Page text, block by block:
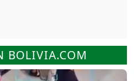
BOLIVIA.COM